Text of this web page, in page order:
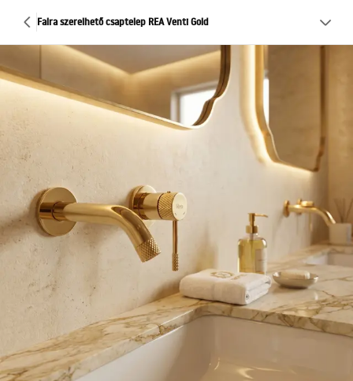
Falra szerelhető csaptelep REA Venti Gold